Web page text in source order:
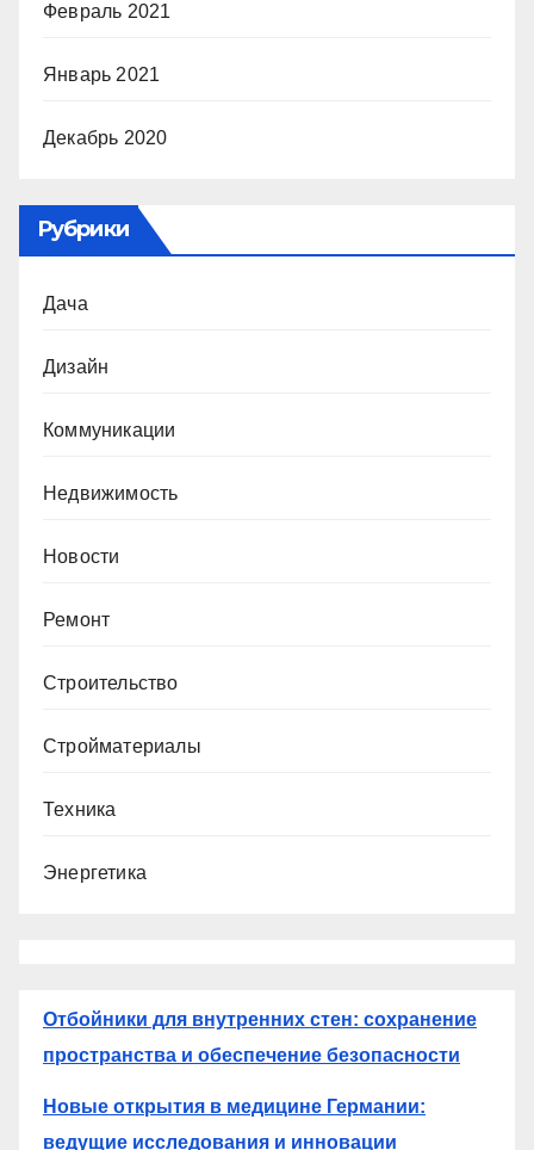
Февраль 2021
Январь 2021
Декабрь 2020
Рубрики
Дача
Дизайн
Коммуникации
Недвижимость
Новости
Ремонт
Строительство
Стройматериалы
Техника
Энергетика
Отбойники для внутренних стен: сохранение
пространства и обеспечение безопасности
Новые открытия в медицине Германии:
ведущие исследования и инновации